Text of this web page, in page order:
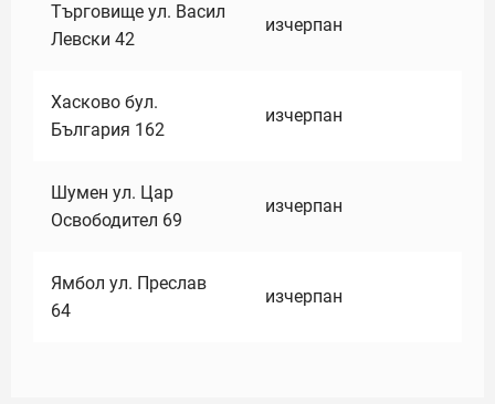
Търговище ул. Васил
Левски 42
изчерпан
Хасково бул.
България 162
изчерпан
Шумен ул. Цар
Освободител 69
изчерпан
Ямбол ул. Преслав
64
изчерпан